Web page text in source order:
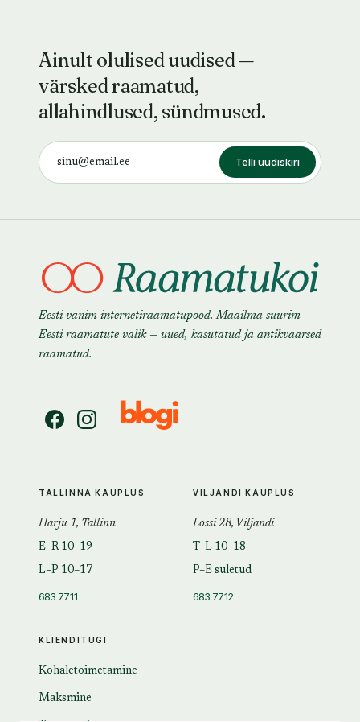
Ainult olulised uudised —
värsked raamatud,
allahindlused, sündmused.
Telli uudiskiri
Eesti vanim internetiraamatupood. Maailma suurim
Eesti raamatute valik — uued, kasutatud ja antikvaarsed
raamatud.
KLIENDITUGI
Kohaletoimetamine
Maksmine
TALLINNA KAUPLUS
Harju 1, Tallinn
E–R 10–19
L–P 10–17
683 7711
VILJANDI KAUPLUS
Lossi 28, Viljandi
T–L 10–18
P–E suletud
683 7712